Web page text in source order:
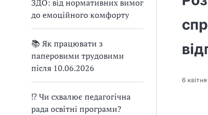
ЗДО: від нормативних вимог
до емоційного комфорту
📚 Як працювати з
паперовими трудовими
після 10.06.2026
⁉ Чи схвалює педагогічна
рада освітні програми?
6